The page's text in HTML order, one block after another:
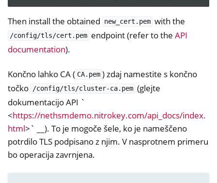
Then install the obtained new_cert.pem with the
/config/tls/cert.pem endpoint (refer to the API
documentation).
Končno lahko CA ( CA.pem ) zdaj namestite s končno
točko /config/tls/cluster-ca.pem (glejte
dokumentacijo API `
<https://nethsmdemo.nitrokey.com/api_docs/index.
html>` __). To je mogoče šele, ko je nameščeno
potrdilo TLS podpisano z njim. V nasprotnem primeru
bo operacija zavrnjena.